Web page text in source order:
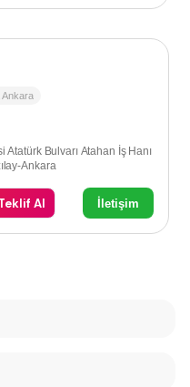
,Ankara
Atatürk Bulvarı Atahan İş Hanı
Ankara
Al İletişim